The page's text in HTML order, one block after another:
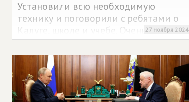
Установили всю необходимую
технику и поговорили с ребятами о
Калуге, школе и учебе. Очень
открытые, добрые и улыбчивые дети.
А самое главное, в Калужской
области им очень нравится!
27 ноября 2024